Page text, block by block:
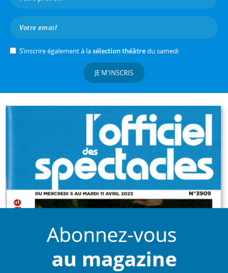
S’inscrire également à lasélection théâtredu samedi
JE M'INSCRIS